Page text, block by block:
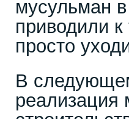
мусульман
приводили к
просто
В
реализация